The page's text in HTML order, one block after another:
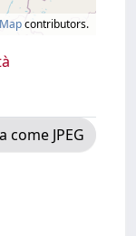
contributors.
come JPEG